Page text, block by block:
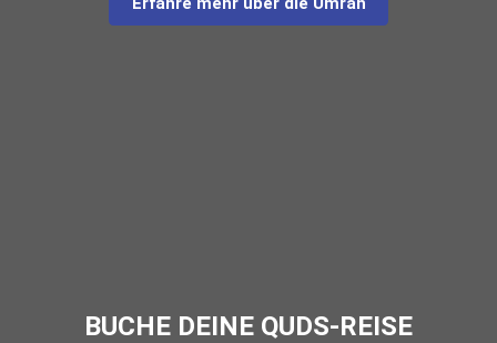
BUCHE DEINE QUDS-REISE